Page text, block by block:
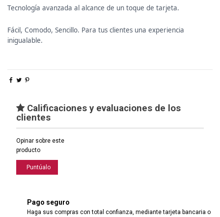
Tecnología avanzada al alcance de un toque de tarjeta.
Fácil, Comodo, Sencillo. Para tus clientes una experiencia
inigualable.
Calificaciones y evaluaciones de los
clientes
Opinar sobre este
producto
Puntúalo
Pago seguro
Haga sus compras con total confianza, mediante tarjeta bancaria o